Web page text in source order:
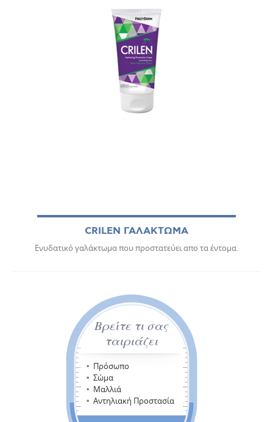
CRILEN ΓΑΛΑΚΤΩΜΑ
Ενυδατικό γαλάκτωμα που προστατεύει απο τα έντομα.
Βρείτε τι σας
ταιριάζει
Πρόσωπο
Σώμα
Μαλλιά
Αντηλιακή Προστασία